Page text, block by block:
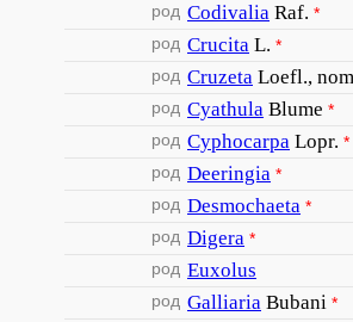
род Codivalia Raf. *
род Crucita L. *
род Cruzeta Loefl.,
род Cyathula Blume *
род Cyphocarpa Lopr. *
род Deeringia *
род Desmochaeta *
род Digera *
род Euxolus
род Galliaria Bubani *